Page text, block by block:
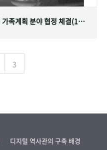
대한민국 정부와 스웨덴 정부 간의 가족계획 분야 협정 체결(1968.07.12)
3
디지털 역사관의 구축 배경